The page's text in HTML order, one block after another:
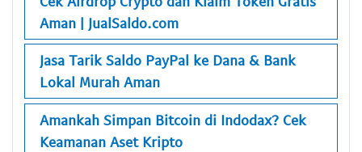
Aman | JualSaldo.com
Jasa Tarik Saldo PayPal ke Dana & Bank
Lokal Murah Aman
Amankah Simpan Bitcoin di Indodax? Cek
Keamanan Aset Kripto